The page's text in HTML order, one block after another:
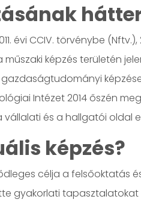
évi CCIV. törvénybe
műszaki képzés területén
Intézet 2014 őszén
vállalati és a hallgatói
képzés?
célja a felsőoktatás
gyakorlati